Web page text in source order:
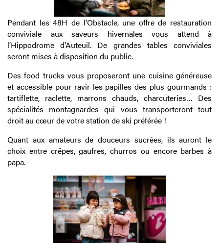
Pendant les 48H de l’Obstacle, une offre de restauration
conviviale aux saveurs hivernales vous attend à
l’Hippodrome d’Auteuil. De grandes tables conviviales
seront mises à disposition du public.
Des food trucks vous proposeront une cuisine généreuse
et accessible pour ravir les papilles des plus gourmands :
tartiflette, raclette, marrons chauds, charcuteries… Des
spécialités montagnardes qui vous transporteront tout
droit au cœur de votre station de ski préférée !
Quant aux amateurs de douceurs sucrées, ils auront le
choix entre crêpes, gaufres, churros ou encore barbes à
papa.